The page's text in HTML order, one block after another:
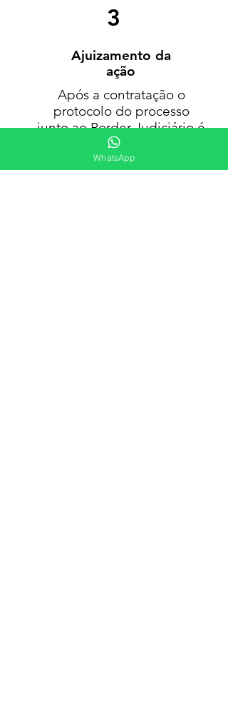
3
Ajuizamento da
ação
Após a contratação o
protocolo do processo
junto ao Porder Judiciário é
feito em até
WhatsApp